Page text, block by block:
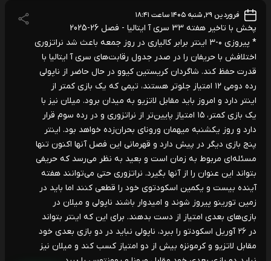
فروردین ۲۹, شنبه ۱۴۰۵ ساعت ۱۸:۴۱
پخش با تاخیر هفته 33 سری آ ایتالیا - فصل 26-2025
* پیروزی ۰-۳ اینتر برابر کالیاری در روز جمعه باعث شد نراتزوری
اختلافش با حریفان را در صدر جدول رقابت‌های سری‌ آ ایتالیا با
قدرت حفظ کند. شاگردان کریستین کیوو در حال حاضر از ناپولی
رده‌ دومی ۱۲ امتیاز جلوتر هستند، تیمی که یک بازی کمتر از
اینتر دارد و امروز باید مقابل لاتزیو به میدان برود. میلان نیز با
یک بازی کمتر، ۱۵ امتیاز پایین‌تر از نراتزوری و در رده سوم قرار
دارد و روز یکشنبه میهمان ورونای بحران‌زده خواهد بود. اینتر
پنج بازی دیگر در پیش دارد و قهرمانی این فصل آنها اکنون تنها
مسئله‌ای مربوط به زمان است و بعید به نظر می‌رسد که حریفی
بتواند این عنوان را از آنها بگیرد. نراتزوری حتی می‌توانند هفته
آینده بیست‌ و یکمین اسکودتوی خود را قطعی کنند اما باید در
زمین تورینو پیروز شوند و امیدوار باشند ناپولی و میلان در
بازی‌های بعدی امتیاز از دست بدهند. برای این که اینتر بتواند
در ۲۶ آوریل اسکودتو را ببرد، ناپولی نباید در دو بازی بعدی خود
مقابل لاتزیو و کرمونزه بیش از دو امتیاز کسب کند و میلان نیز